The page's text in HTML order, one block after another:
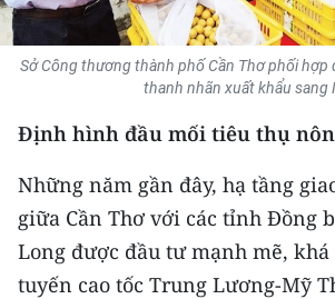
MÔI TRƯỜNG
BẠN ĐỌC
KIỂM CHỨNG THÔNG TIN
TRI THỨC CHUYÊN SÂU
54 DÂN TỘC VIỆT NAM
CHƯƠNG TRÌNH OCOP - MỖI XÃ
Sở Công thương thành phố Cần Thơ phối hợp
thanh nhãn xuất khẩu sang
Định hình đầu mối tiêu thụ
Những năm gần đây, hạ tầng
giữa Cần Thơ với các tỉnh Đồng
Long được đầu tư mạnh mẽ, khá
tuyến cao tốc Trung Lương-Mỹ